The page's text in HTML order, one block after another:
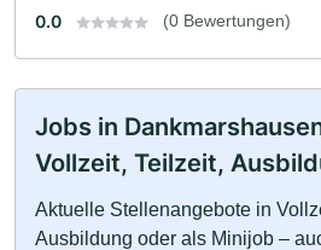
0.0 (0 Bewertungen)
Jobs in
Vollzeit, Teilzeit,
Aktuelle Stellenangebote in
Ausbildung oder als Minijob –